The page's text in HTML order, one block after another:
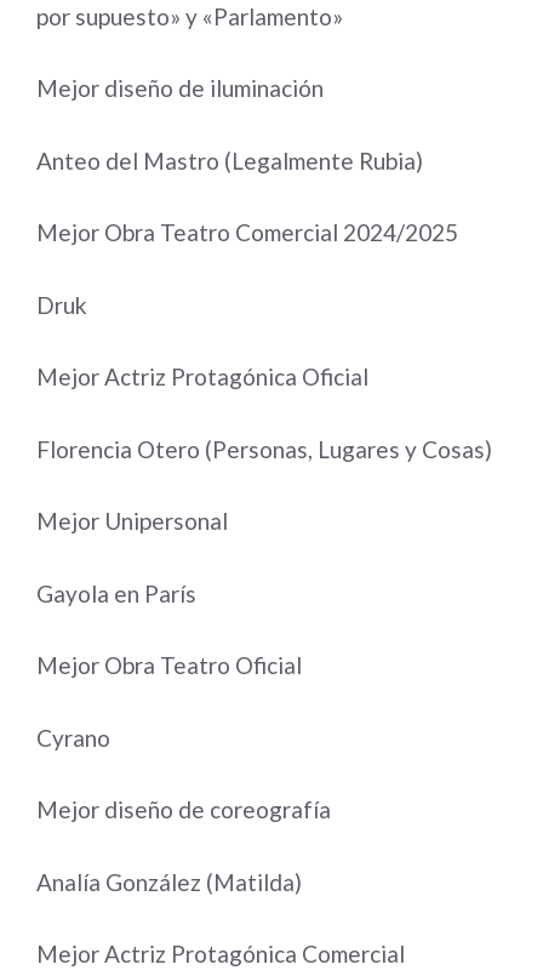
por supuesto» y «Parlamento»
Mejor diseño de iluminación
Anteo del Mastro (Legalmente Rubia)
Mejor Obra Teatro Comercial 2024/2025
Druk
Mejor Actriz Protagónica Oficial
Florencia Otero (Personas, Lugares y Cosas)
Mejor Unipersonal
Gayola en París
Mejor Obra Teatro Oficial
Cyrano
Mejor diseño de coreografía
Analía González (Matilda)
Mejor Actriz Protagónica Comercial